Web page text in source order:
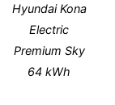
Hyundai Kona
Electric
Premium Sky
64 kWh